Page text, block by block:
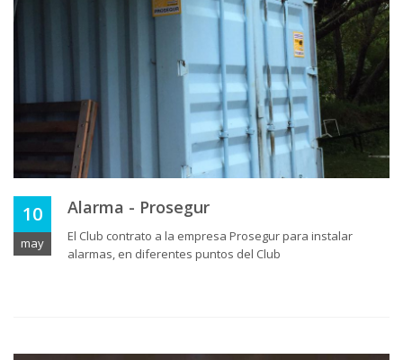
10
may
Alarma - Prosegur
El Club contrato a la empresa Prosegur para instalar
alarmas, en diferentes puntos del Club